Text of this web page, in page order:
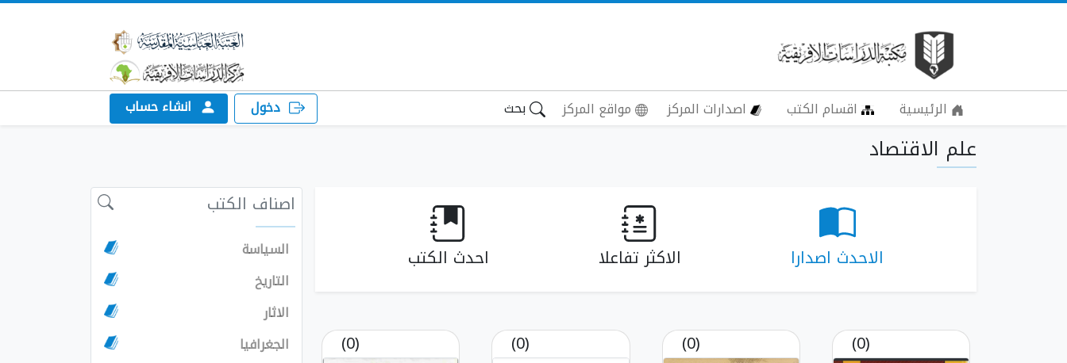
الرئيسية اقسام الكتب اصدارات المركز مواقع المركز بحث دخول انشاء حساب
علم الاقتصاد
الاحدث اصدارا الاكثر تفاعلا احدث الكتب
(0)
(0)
(0)
(0)
اصناف الكتب
السياسة
التاريخ
الاثار
الجغرافيا